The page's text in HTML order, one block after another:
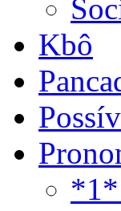
Kbô
*1*